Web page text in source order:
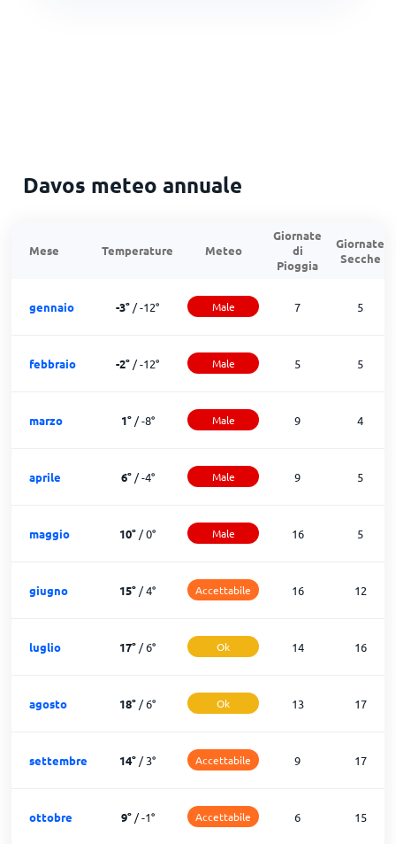
Davos meteo annuale
Mese Temperature Meteo
Giornate
di
Pioggia
Giornate
Secche
gennaio -3° /-12° Male 7 5
febbraio -2° /-12° Male 5 5
marzo 1°/-8° Male 9 4
aprile 6°/-4° Male 9 5
maggio 10° /0° Male 16 5
giugno 15° /4° Accettabile 16 12
luglio 17° /6° Ok 14 16
agosto 18° /6° Ok 13 17
settembre 14° /3° Accettabile 9 17
ottobre 9°/-1° Accettabile 6 15